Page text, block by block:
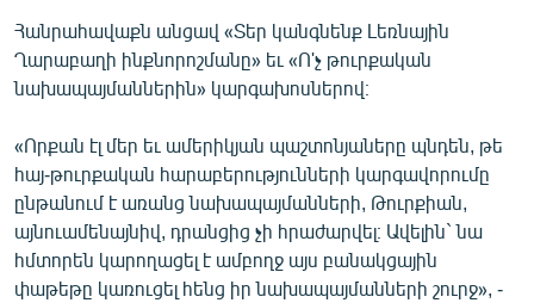
English
Русский
ՀԵՏԵՎԵՔ ՄԵԶ
Հանրահավաքն անցավ «Տեր կանգնենք Լեռնային
Ղարաբաղի ինքնորոշմանը» եւ «Ո'չ թուրքական
նախապայմաններին» կարգախոսներով։
«Որքան էլ մեր եւ ամերիկյան պաշտոնյաները պնդեն, թե
հայ-թուրքական հարաբերությունների կարգավորումը
ընթանում է առանց նախապայմանների, Թուրքիան,
այնուամենայնիվ, դրանցից չի հրաժարվել։ Ավելին` նա
հմտորեն կարողացել է ամբողջ այս բանակցային
փաթեթը կառուցել հենց իր նախապայմանների շուրջ», -